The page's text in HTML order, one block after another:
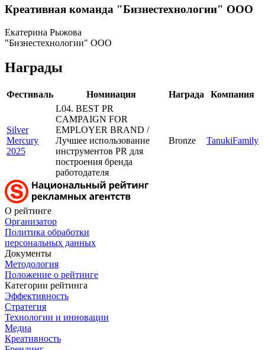
Креативная команда "Бизнестехнологии" ООО
Екатерина Рыжова
"Бизнестехнологии" ООО
Награды
Фестиваль Номинация Награда Компания
Silver
Mercury
2025
L04. BEST PR
CAMPAIGN FOR
EMPLOYER BRAND /
Лучшее использование
инструментов PR для
построения бренда
работодателя
Bronze TanukiFamily
О рейтинге
Организатор
Политика обработки
персональных данных
Документы
Методология
Положение о рейтинге
Категории рейтинга
Эффективность
Стратегия
Технологии и инновации
Медиа
Креативность